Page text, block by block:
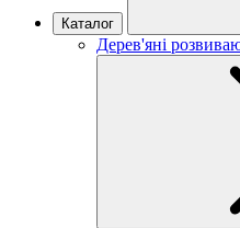
Каталог
Дерев'яні